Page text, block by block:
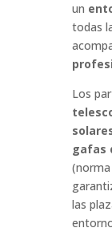
un
todas
Los
gafas
(norma
las